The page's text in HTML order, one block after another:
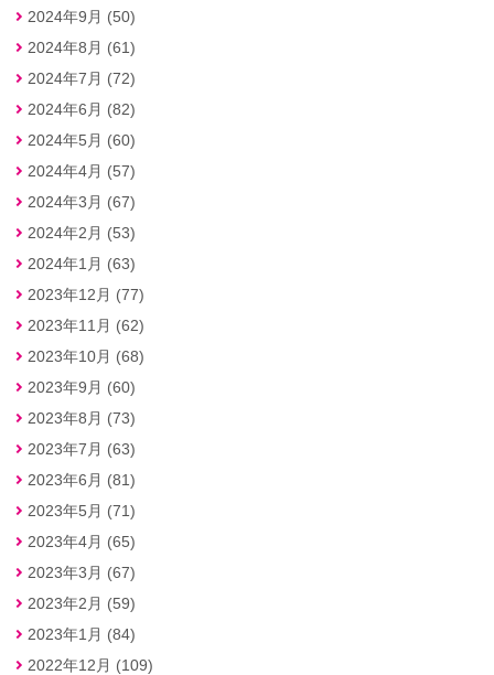
2024年9月 (50)
2024年8月 (61)
2024年7月 (72)
2024年6月 (82)
2024年5月 (60)
2024年4月 (57)
2024年3月 (67)
2024年2月 (53)
2024年1月 (63)
2023年12月 (77)
2023年11月 (62)
2023年10月 (68)
2023年9月 (60)
2023年8月 (73)
2023年7月 (63)
2023年6月 (81)
2023年5月 (71)
2023年4月 (65)
2023年3月 (67)
2023年2月 (59)
2023年1月 (84)
2022年12月 (109)